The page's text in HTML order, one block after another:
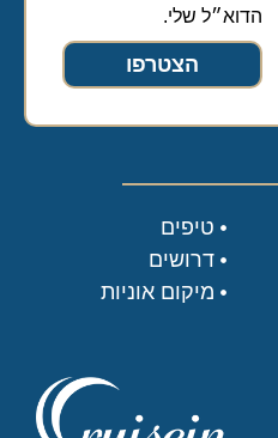
הדוא״ל שלי.
הצטרפו
טיפים
דרושים
מיקום אוניות